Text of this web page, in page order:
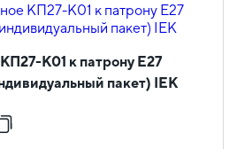
К01 к патрону Е27
пакет) IEK